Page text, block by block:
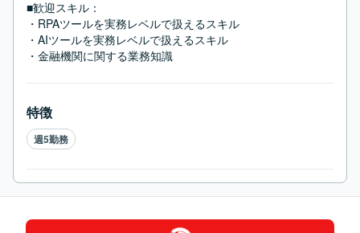
■歓迎スキル：
・RPAツールを実務レベルで扱えるスキル
・AIツールを実務レベルで扱えるスキル
・金融機関に関する業務知識
特徴
週5勤務